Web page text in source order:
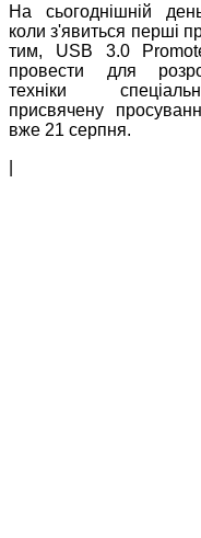
На сьогоднішній
коли з'явиться перші
тим, USB 3.0
провести для
техніки
присвячену
вже 21 серпня.